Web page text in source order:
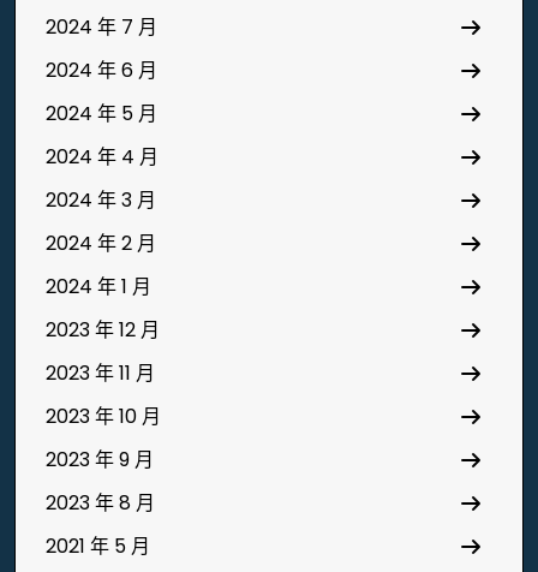
2024 年 7 月
2024 年 6 月
2024 年 5 月
2024 年 4 月
2024 年 3 月
2024 年 2 月
2024 年 1 月
2023 年 12 月
2023 年 11 月
2023 年 10 月
2023 年 9 月
2023 年 8 月
2021 年 5 月